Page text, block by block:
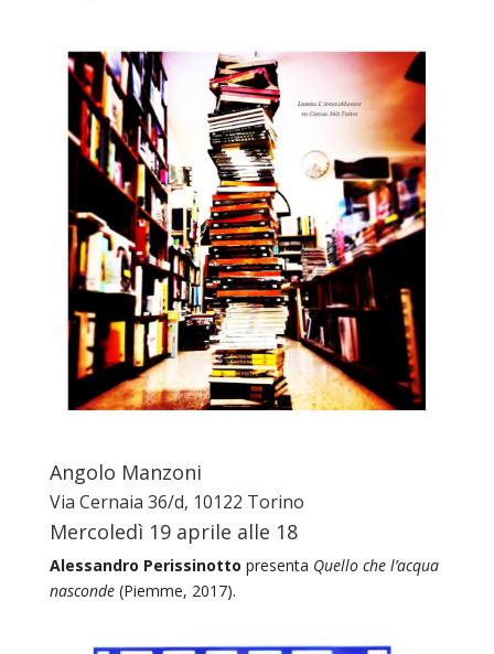
Angolo Manzoni
Via Cernaia 36/d, 10122 Torino
Mercoledì 19 aprile alle 18
Alessandro Perissinotto presenta Quello che l’acqua
nasconde(Piemme, 2017).